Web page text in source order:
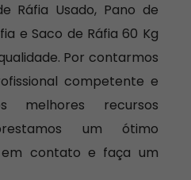
Ráfia Usado, Pano de
e Saco de Ráfia 60 Kg
Por contarmos
competente e
melhores recursos
um ótimo
contato e faça um